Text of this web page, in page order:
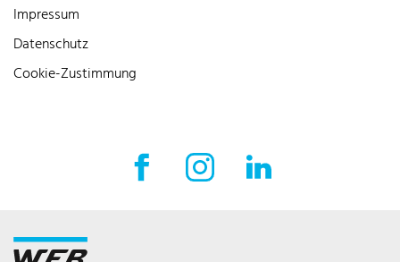
Impressum
Datenschutz
Cookie-Zustimmung
Facebook Externer Link
Instagram Externer Link